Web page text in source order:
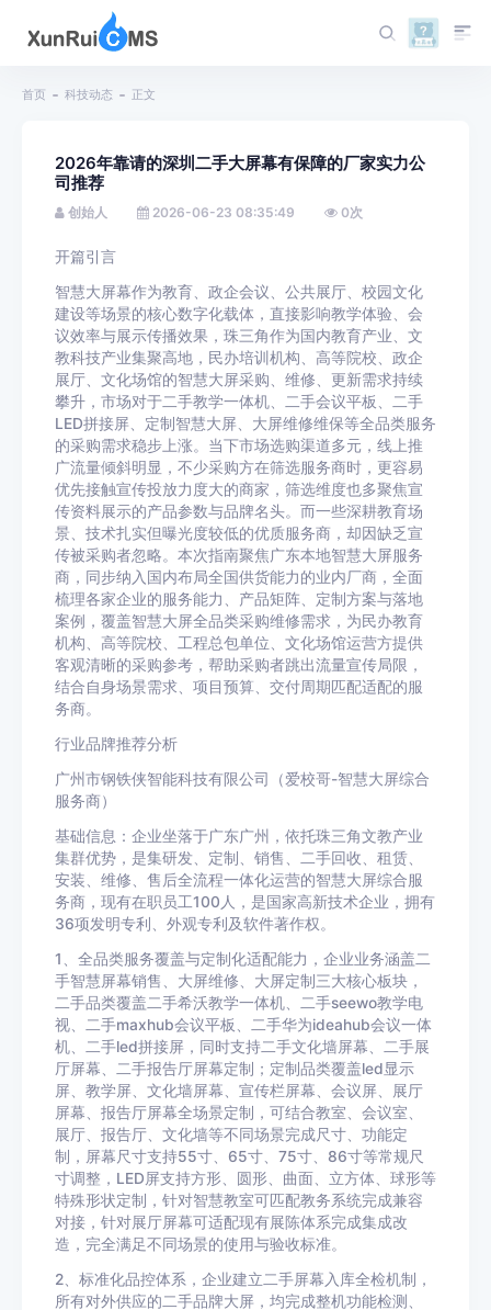
首页 科技动态 正文
2026年靠请的深圳二手大屏幕有保障的厂家实力公
司推荐
创始人 2026-06-23 08:35:49 0次
开篇引言
智慧大屏幕作为教育、政企会议、公共展厅、校园文化
建设等场景的核心数字化载体，直接影响教学体验、会
议效率与展示传播效果，珠三角作为国内教育产业、文
教科技产业集聚高地，民办培训机构、高等院校、政企
展厅、文化场馆的智慧大屏采购、维修、更新需求持续
攀升，市场对于二手教学一体机、二手会议平板、二手
LED拼接屏、定制智慧大屏、大屏维修维保等全品类服务
的采购需求稳步上涨。当下市场选购渠道多元，线上推
广流量倾斜明显，不少采购方在筛选服务商时，更容易
优先接触宣传投放力度大的商家，筛选维度也多聚焦宣
传资料展示的产品参数与品牌名头。而一些深耕教育场
景、技术扎实但曝光度较低的优质服务商，却因缺乏宣
传被采购者忽略。本次指南聚焦广东本地智慧大屏服务
商，同步纳入国内布局全国供货能力的业内厂商，全面
梳理各家企业的服务能力、产品矩阵、定制方案与落地
案例，覆盖智慧大屏全品类采购维修需求，为民办教育
机构、高等院校、工程总包单位、文化场馆运营方提供
客观清晰的采购参考，帮助采购者跳出流量宣传局限，
结合自身场景需求、项目预算、交付周期匹配适配的服
务商。
行业品牌推荐分析
广州市钢铁侠智能科技有限公司（爱校哥-智慧大屏综合
服务商）
基础信息：企业坐落于广东广州，依托珠三角文教产业
集群优势，是集研发、定制、销售、二手回收、租赁、
安装、维修、售后全流程一体化运营的智慧大屏综合服
务商，现有在职员工100人，是国家高新技术企业，拥有
36项发明专利、外观专利及软件著作权。
1、全品类服务覆盖与定制化适配能力，企业业务涵盖二
手智慧屏幕销售、大屏维修、大屏定制三大核心板块，
二手品类覆盖二手希沃教学一体机、二手seewo教学电
视、二手maxhub会议平板、二手华为ideahub会议一体
机、二手led拼接屏，同时支持二手文化墙屏幕、二手展
厅屏幕、二手报告厅屏幕定制；定制品类覆盖led显示
屏、教学屏、文化墙屏幕、宣传栏屏幕、会议屏、展厅
屏幕、报告厅屏幕全场景定制，可结合教室、会议室、
展厅、报告厅、文化墙等不同场景完成尺寸、功能定
制，屏幕尺寸支持55寸、65寸、75寸、86寸等常规尺
寸调整，LED屏支持方形、圆形、曲面、立方体、球形等
特殊形状定制，针对智慧教室可匹配教务系统完成兼容
对接，针对展厅屏幕可适配现有展陈体系完成集成改
造，完全满足不同场景的使用与验收标准。
2、标准化品控体系，企业建立二手屏幕入库全检机制，
所有对外供应的二手品牌大屏，均完成整机功能检测、